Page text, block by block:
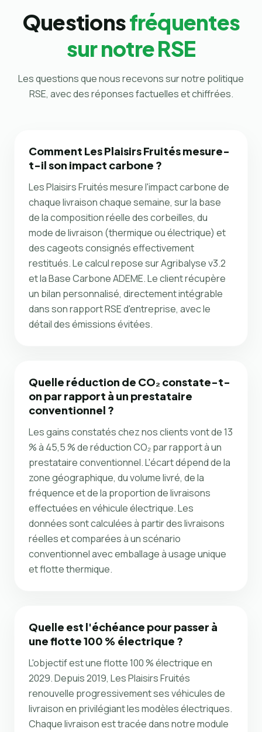
Questionsfréquentes
sur notre RSE
Les questions que nous recevons sur notre politique
RSE, avec des réponses factuelles et chiffrées.
Comment Les Plaisirs Fruités mesure-
t-il son impact carbone ?
Les Plaisirs Fruités mesure l'impact carbone de
chaque livraison chaque semaine, sur la base
de la composition réelle des corbeilles, du
mode de livraison (thermique ou électrique) et
des cageots consignés effectivement
restitués. Le calcul repose sur Agribalyse v3.2
et la Base Carbone ADEME. Le client récupère
un bilan personnalisé, directement intégrable
dans son rapport RSE d'entreprise, avec le
détail des émissions évitées.
Quelle réduction de CO₂ constate-t-
on par rapport à un prestataire
conventionnel ?
Les gains constatés chez nos clients vont de 13
% à 45,5 % de réduction CO₂ par rapport à un
prestataire conventionnel. L'écart dépend de la
zone géographique, du volume livré, de la
fréquence et de la proportion de livraisons
effectuées en véhicule électrique. Les
données sont calculées à partir des livraisons
réelles et comparées à un scénario
conventionnel avec emballage à usage unique
et flotte thermique.
Quelle est l'échéance pour passer à
une flotte 100 % électrique ?
L'objectif est une flotte 100 % électrique en
2029. Depuis 2019, Les Plaisirs Fruités
renouvelle progressivement ses véhicules de
livraison en privilégiant les modèles électriques.
Chaque livraison est tracée dans notre module